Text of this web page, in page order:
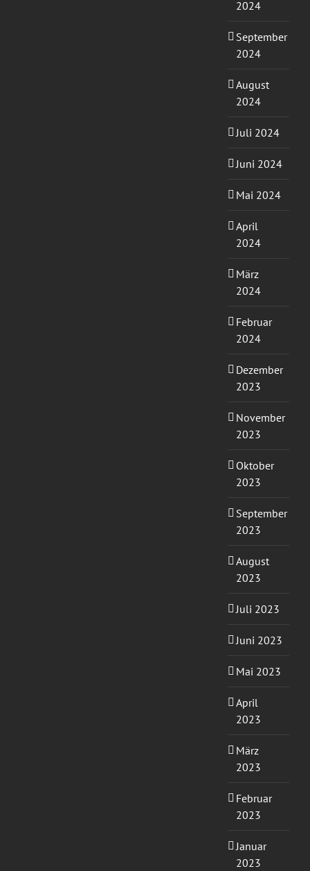
2024
September
2024
August
2024
Juli 2024
Juni 2024
Mai 2024
April
2024
März
2024
Februar
2024
Dezember
2023
November
2023
Oktober
2023
September
2023
August
2023
Juli 2023
Juni 2023
Mai 2023
April
2023
März
2023
Februar
2023
Januar
2023